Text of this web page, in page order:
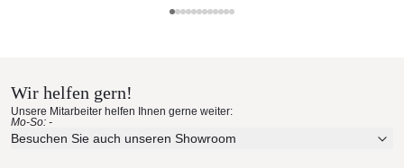
Erleben Sie unsere Stoffe und Materialien ganz in Ruhe in
Ihren eigenen vier Wänden.
Aktuelle Originalstoffe des Herstellers
Wir helfen gern!
Unsere Mitarbeiter helfen Ihnen gerne weiter:
Mo-So: -
Besuchen Sie auch unseren Showroom